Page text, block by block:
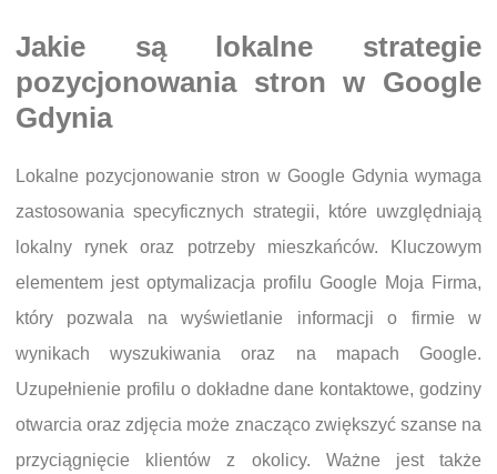
Jakie są lokalne strategie
pozycjonowania stron w Google
Gdynia
Lokalne pozycjonowanie stron w Google Gdynia wymaga
zastosowania specyficznych strategii, które uwzględniają
lokalny rynek oraz potrzeby mieszkańców. Kluczowym
elementem jest optymalizacja profilu Google Moja Firma,
który pozwala na wyświetlanie informacji o firmie w
wynikach wyszukiwania oraz na mapach Google.
Uzupełnienie profilu o dokładne dane kontaktowe, godziny
otwarcia oraz zdjęcia może znacząco zwiększyć szanse na
przyciągnięcie klientów z okolicy. Ważne jest także